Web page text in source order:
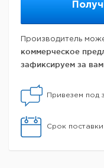
Производитель
коммерческое
зафиксируем за
Привезем под
Срок